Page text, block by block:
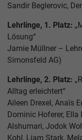
Sandir Beglerovic,
Lehrlinge, 1. Platz:
Lösung“
Jamie Müllner –
Simonsfeld AG)
Lehrlinge, 2. Platz:
Alltag erleichtert“
Aileen Drexel, Anaïs
Dominic Hoferer, Ella
Alshumari, Jodok
Kohl, Liam Stark,